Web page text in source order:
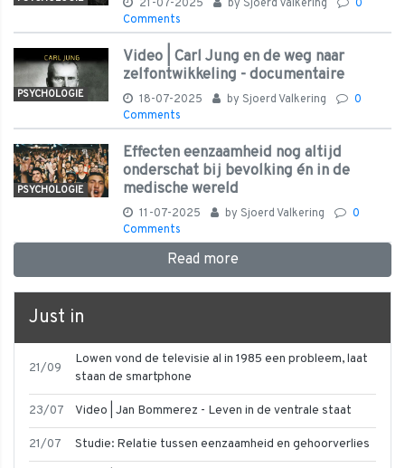
21-07-2025 by Sjoerd Valkering
0
Comments
PSYCHOLOGIE
Video | Carl Jung en de weg naar
zelfontwikkeling - documentaire
18-07-2025 by Sjoerd Valkering
0
Comments
PSYCHOLOGIE
Effecten eenzaamheid nog altijd
onderschat bij bevolking én in de
medische wereld
11-07-2025 by Sjoerd Valkering
0
Comments
Read more
Just in
21/09
Lowen vond de televisie al in 1985 een probleem, laat
staan de smartphone
23/07 Video | Jan Bommerez - Leven in de ventrale staat
21/07 Studie: Relatie tussen eenzaamheid en gehoorverlies